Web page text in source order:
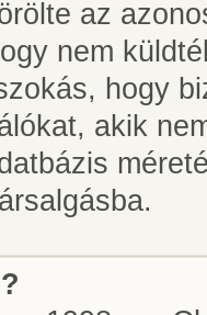
az
nem
hogy
akik